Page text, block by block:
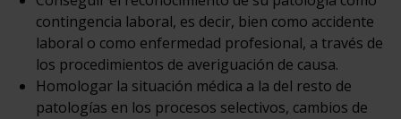
contingencia laboral, es decir, bien como accidente
laboral o como enfermedad profesional, a través de
los procedimientos de averiguación de causa.
Homologar la situación médica a la del resto de
patologías en los procesos selectivos, cambios de